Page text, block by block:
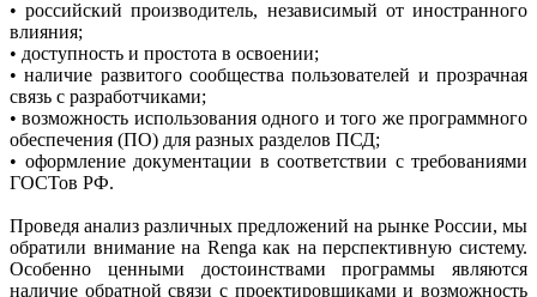
• российский производитель, независимый от иностранного
влияния;
• доступность и простота в освоении;
• наличие развитого сообщества пользователей и прозрачная
связь с разработчиками;
• возможность использования одного и того же программного
обеспечения (ПО) для разных разделов ПСД;
• оформление документации в соответствии с требованиями
ГОСТов РФ.
Проведя анализ различных предложений на рынке России, мы
обратили внимание на Renga как на перспективную систему.
Особенно ценными достоинствами программы являются
наличие обратной связи с проектировщиками и возможность